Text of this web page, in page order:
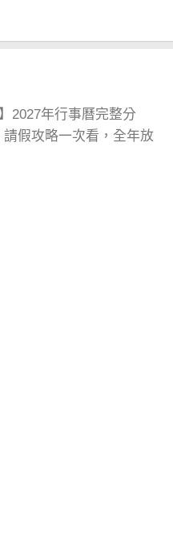
2027年行事曆完整分
請假攻略一次看，全年放